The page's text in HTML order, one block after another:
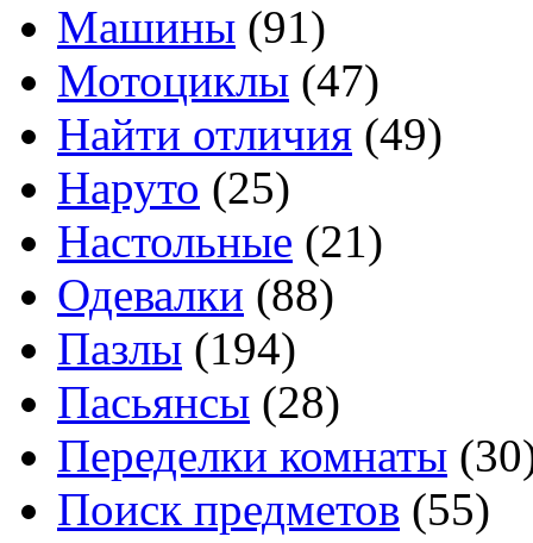
Машины (91)
Мотоциклы (47)
Найти отличия (49)
Наруто (25)
Настольные (21)
Одевалки (88)
Пазлы (194)
Пасьянсы (28)
Переделки комнаты
Поиск предметов (55)